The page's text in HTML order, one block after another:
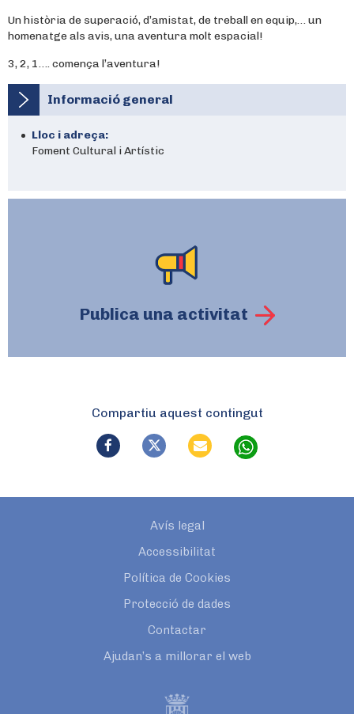
Un història de superació, d’amistat, de treball en equip,… un
homenatge als avis, una aventura molt espacial!
3, 2, 1…. comença l’aventura!
Informació general
Lloc i adreça:
Foment Cultural i Artístic
Publica una activitat
Compartiu aquest contingut
Avís legal
Accessibilitat
Política de Cookies
Protecció de dades
Contactar
Ajudan’s a millorar el web